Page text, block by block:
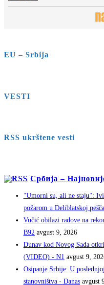
EU – Srbija
VESTI
RSS ukrštene vesti
Србија –
"Umorni su, ali ne staju":
požarom u Deliblatskoj
Vučić obilazi radove na
B92 avgust 9, 2026
Dunav kod Novog Sada
(VIDEO) - N1 avgust 9,
Osipanje Srbije: U
stanovništva - Danas avgust